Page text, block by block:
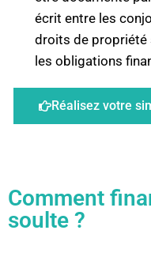
écrit entre les
droits de propriété
les obligations
Réalisez votre
Comment
soulte ?